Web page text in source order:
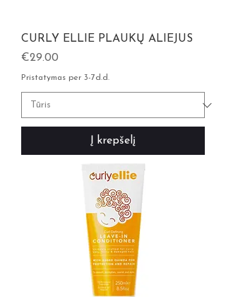
CURLY ELLIE PLAUKŲ ALIEJUS
Kaina
€29.00
Pristatymas per 3-7d.d.
Į krepšelį